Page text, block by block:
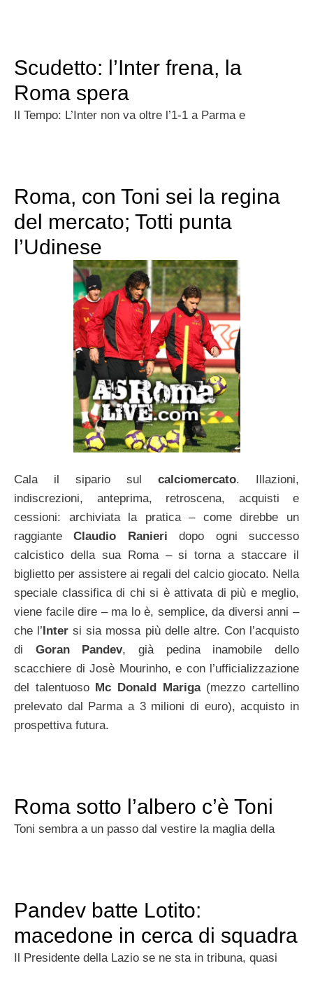
Scudetto: l’Inter frena, la
Roma spera
Il Tempo: L’Inter non va oltre l’1-1 a Parma e
Roma, con Toni sei la regina
del mercato; Totti punta
l’Udinese
Cala il sipario sul calciomercato. Illazioni,
indiscrezioni, anteprima, retroscena, acquisti e
cessioni: archiviata la pratica – come direbbe un
raggianteClaudio Ranieri dopo ogni successo
calcistico della sua Roma – si torna a staccare il
biglietto per assistere ai regali del calcio giocato. Nella
speciale classifica di chi si è attivata di più e meglio,
viene facile dire – ma lo è, semplice, da diversi anni –
che l’ Inter si sia mossa più delle altre. Con l’acquisto
di Goran Pandev, già pedina inamobile dello
scacchiere di Josè Mourinho, e con l’ufficializzazione
del talentuoso Mc Donald Mariga(mezzo cartellino
prelevato dal Parma a 3 milioni di euro), acquisto in
prospettiva futura.
Roma sotto l’albero c’è Toni
Toni sembra a un passo dal vestire la maglia della
Pandev batte Lotito:
macedone in cerca di squadra
Il Presidente della Lazio se ne sta in tribuna, quasi